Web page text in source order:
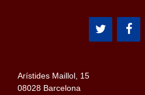
Arístides Maillol, 15
08028 Barcelona